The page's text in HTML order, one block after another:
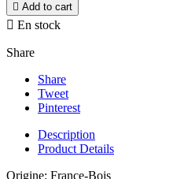
 Add to cart
 En stock
Share
Share
Tweet
Pinterest
Description
Product Details
Origine: France-Bois